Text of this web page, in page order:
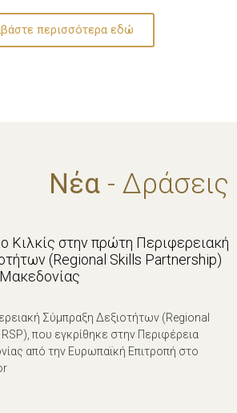
περισσότερα εδώ
Νέα - Δράσεις
Κιλκίς στην πρώτη Περιφερειακή
(Regional Skills Partnership)
Σύμπραξη Δεξιοτήτων (Regional
που εγκρίθηκε στην Περιφέρεια
από την Ευρωπαϊκή Επιτροπή στο